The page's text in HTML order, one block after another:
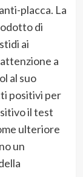
placca. La
di
ai
a
al suo
positivi per
il test
ulteriore
un